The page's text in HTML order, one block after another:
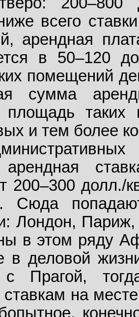
всего
арендная
в 50–120
помещений
сумма
площадь
и тем более
арендная
200–300
Сюда
Лондон,
в этом ряду
в деловой
Прагой,
на